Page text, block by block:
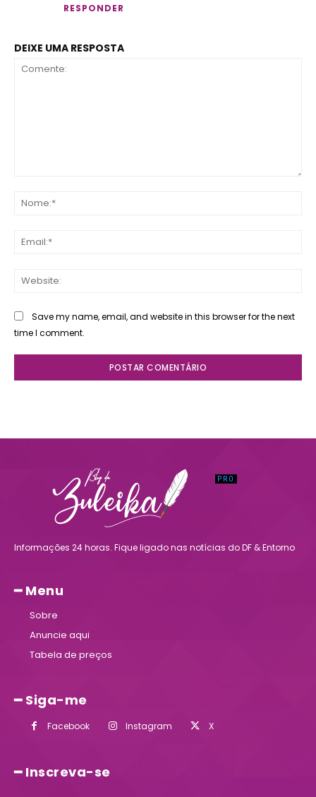
RESPONDER
DEIXE UMA RESPOSTA
Save my name, email, and website in this browser for the next
time I comment.
Informações 24 horas. Fique ligado nas notícias do DF & Entorno
━ Menu
Sobre
Anuncie aqui
Tabela de preços
━ Siga-me
Facebook Instagram X
━ Inscreva-se